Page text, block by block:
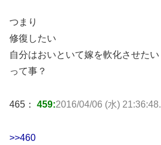
つまり
修復したい
自分はおいといて嫁を軟化させたい
って事？
465： 459:2016/04/06 (水)
>>460